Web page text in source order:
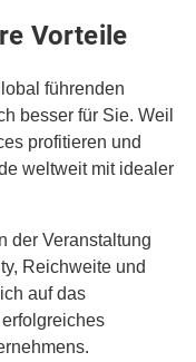
Vorteile
führenden
besser für Sie. Weil
profitieren und
weltweit mit idealer
der Veranstaltung
Reichweite und
auf das